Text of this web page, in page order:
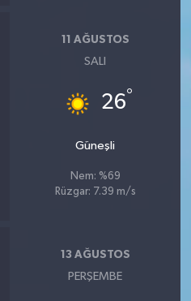
11 AĞUSTOS
SALI
26°
Güneşli
Nem: %69
Rüzgar: 7.39 m/s
13 AĞUSTOS
PERŞEMBE